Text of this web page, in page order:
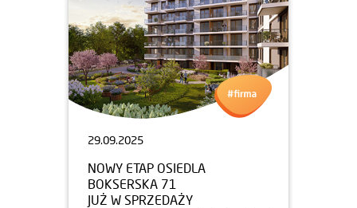
29.09.2025
NOWY ETAP OSIEDLA
BOKSERSKA 71
JUŻ W SPRZEDAŻY